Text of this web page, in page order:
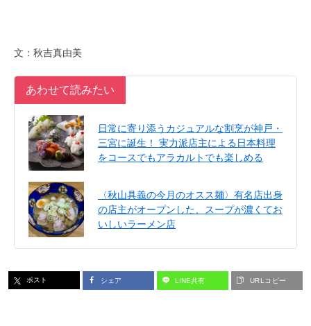
文：秋吉真由美
あわせて読みたい
日常に寄り添うカジュアルな割烹が神戸・
三宮に誕生！ 実力派店主による日本料理
をコースでもアラカルトでも楽しめる
〈秋山具義の今月のオスス麺〉有名店出身
の店主がオープンした、スープが濃くてお
いしいラーメン店
ポスト シェア LINE共有 URLコピー